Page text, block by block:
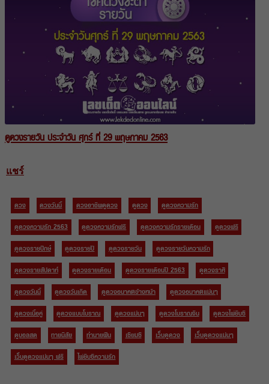
ดูดวงรายวัน ประจำวัน ศุกร์ ที่ 29 พฤษภาคม 2563
แชร์
ดวง ดวงวันนี้ ดวงอาชีพดูดวง ดูดวง
ดูดวงความรัก
ดูดวงความรัก 2563
ดูดวงความรักฟรี ดูดวงความรักรายเดือน
ดูดวงฟรี
ดูดวงรายปักษ์
ดูดวงรายปี ดูดวงรายวัน
ดูดวงรายวันความรัก
ดูดวงรายสัปดาห์
ดูดวงรายเดือน ดูดวงรายเดือนปี 2563
ดูดวงราศี
ดูดวงวันนี้
ดูดวงวันเกิด ดูดวงอนาคตข้างหน้า
ดูดวงอนาคตแม่นๆ
ดูดวงเนื้อคู่
ดูดวงแบบโบราณ ดูดวงแม่นๆ ดูดวงโบราณจีน
ดูดวงไพ่ยิบซี
ดูบอลสด
ทายนิสัย ทำนายฝัน เซียมซี เว็บดูดวง
เว็บดูดวงแม่นๆ
เว็บดูดวงแม่นๆ ฟรี
ไพ่ยิบซีความรัก